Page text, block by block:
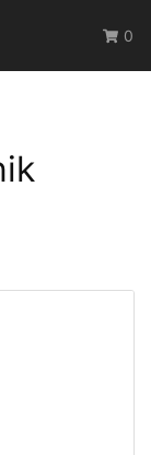
0